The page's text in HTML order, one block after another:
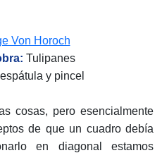
Von Horoch
Tulipanes
y pincel
cosas, pero esencialmente
de que un cuadro debía
en diagonal estamos